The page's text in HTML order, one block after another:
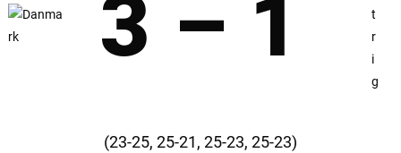
3 – 1
(23-25, 25-21, 25-23, 25-23)